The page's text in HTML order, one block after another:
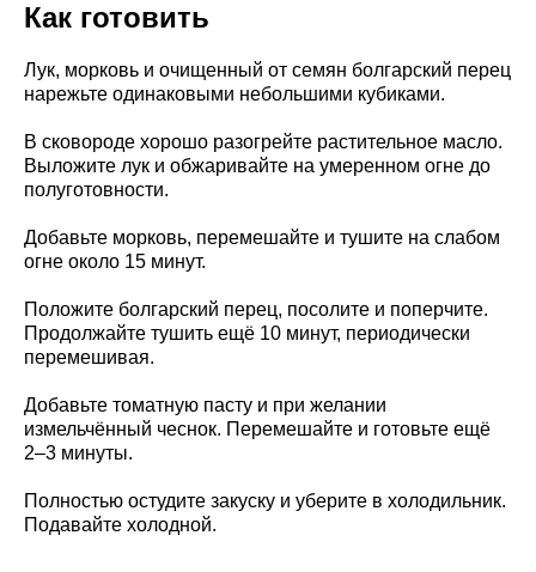
Как готовить
Лук, морковь и очищенный от семян болгарский перец
нарежьте одинаковыми небольшими кубиками.
В сковороде хорошо разогрейте растительное масло.
Выложите лук и обжаривайте на умеренном огне до
полуготовности.
Добавьте морковь, перемешайте и тушите на слабом
огне около 15 минут.
Положите болгарский перец, посолите и поперчите.
Продолжайте тушить ещё 10 минут, периодически
перемешивая.
Добавьте томатную пасту и при желании
измельчённый чеснок. Перемешайте и готовьте ещё
2–3 минуты.
Полностью остудите закуску и уберите в холодильник.
Подавайте холодной.